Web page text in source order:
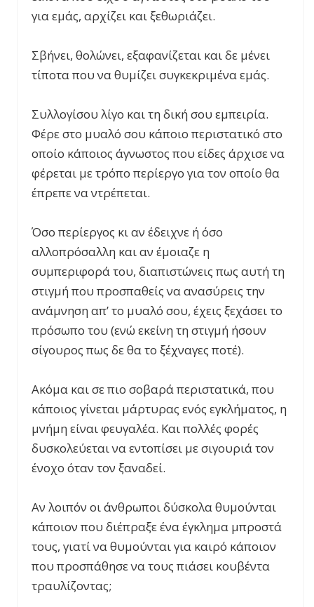
για εμάς, αρχίζει και ξεθωριάζει.
Σβήνει, θολώνει, εξαφανίζεται και δε μένει
τίποτα που να θυμίζει συγκεκριμένα εμάς.
Συλλογίσου λίγο και τη δική σου εμπειρία.
Φέρε στο μυαλό σου κάποιο περιστατικό στο
οποίο κάποιος άγνωστος που είδες άρχισε να
φέρεται με τρόπο περίεργο για τον οποίο θα
έπρεπε να ντρέπεται.
Όσο περίεργος κι αν έδειχνε ή όσο
αλλοπρόσαλλη και αν έμοιαζε η
συμπεριφορά του, διαπιστώνεις πως αυτή τη
στιγμή που προσπαθείς να ανασύρεις την
ανάμνηση απ’ το μυαλό σου, έχεις ξεχάσει το
πρόσωπο του (ενώ εκείνη τη στιγμή ήσουν
σίγουρος πως δε θα το ξέχναγες ποτέ).
Ακόμα και σε πιο σοβαρά περιστατικά, που
κάποιος γίνεται μάρτυρας ενός εγκλήματος, η
μνήμη είναι φευγαλέα. Και πολλές φορές
δυσκολεύεται να εντοπίσει με σιγουριά τον
ένοχο όταν τον ξαναδεί.
Αν λοιπόν οι άνθρωποι δύσκολα θυμούνται
κάποιον που διέπραξε ένα έγκλημα μπροστά
τους, γιατί να θυμούνται για καιρό κάποιον
που προσπάθησε να τους πιάσει κουβέντα
τραυλίζοντας;